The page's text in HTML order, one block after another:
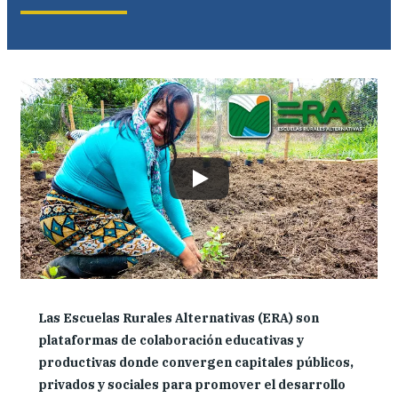
Investigación y reportes
Noticias y eventos
Las Escuelas Rurales Alternativas (ERA) son
plataformas de colaboración educativas y
productivas donde convergen capitales públicos,
privados y sociales para promover el desarrollo